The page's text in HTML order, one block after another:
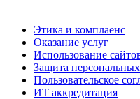
Этика и комплаенс
Оказание услуг
Использование
Защита
Пользовательское
ИТ аккредитация